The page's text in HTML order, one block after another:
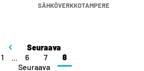
SÄHKÖVERKKOTAMPERE
Seuraava
1
6 7
8
Seuraava